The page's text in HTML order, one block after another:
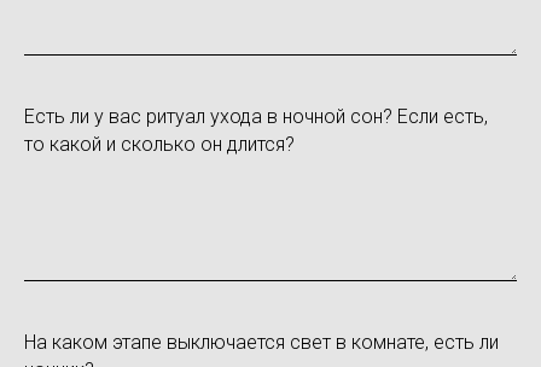
Есть ли у вас ритуал ухода в ночной сон? Если есть,
то какой и сколько он длится?
На каком этапе выключается свет в комнате, есть ли